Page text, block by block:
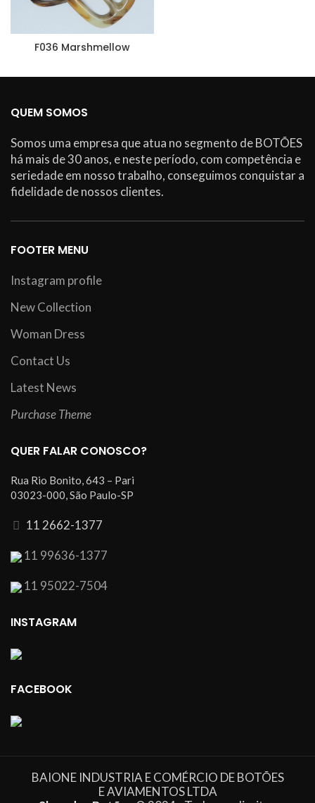
F036 Marshmellow
QUEM SOMOS
Somos uma empresa que atua no segmento de BOTÕES
há mais de 30 anos, e neste período, com competência e
seriedade em nosso trabalho, conseguimos conquistar a
fidelidade de nossos clientes.
FOOTER MENU
Instagram profile
New Collection
Woman Dress
Contact Us
Latest News
Purchase Theme
QUER FALAR CONOSCO?
Rua Rio Bonito, 643 – Pari
03023-000, São Paulo-SP
11 2662-1377
11 99636-1377
11 95022-7504
INSTAGRAM
FACEBOOK
BAIONE INDUSTRIA E COMÉRCIO DE BOTÕES
E AVIAMENTOS LTDA